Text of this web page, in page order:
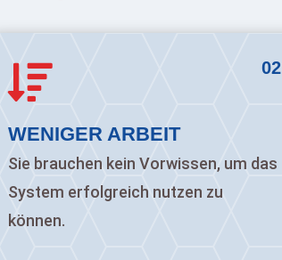
02

WENIGER ARBEIT
Sie brauchen kein Vorwissen, um das
System erfolgreich nutzen zu
können.